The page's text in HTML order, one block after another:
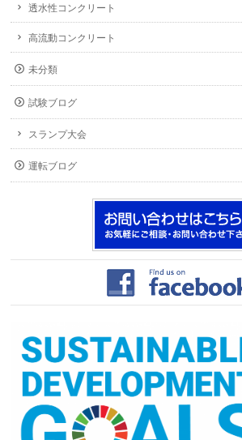
透水性コンクリート
高流動コンクリート
未分類
試験ブログ
スランプ大会
運転ブログ